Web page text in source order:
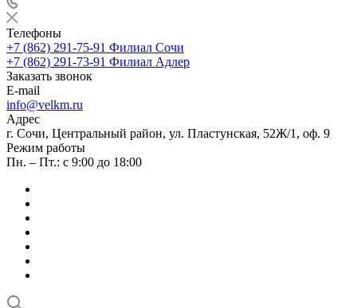
Телефоны
+7 (862) 291-75-91 Филиал Сочи
+7 (862) 291-73-91 Филиал Адлер
Заказать звонок
E-mail
info@velkm.ru
Адрес
г. Сочи, Центральный район, ул. Пластунская, 52Ж/1, оф. 9
Режим работы
Пн. – Пт.: с 9:00 до 18:00